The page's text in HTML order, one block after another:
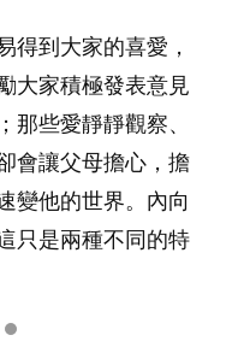
得到大家的喜愛，
大家積極發表意見
那些愛靜靜觀察、
會讓父母擔心，擔
變他的世界。內向
只是兩種不同的特
好，有人卻說一時
淆，到底誰是誰
言學習的迷思～...
愛的人結婚，就自
發現事情不如你所
的簡單，卻也不
識婚姻的真相！...
仔叻女」，學業別
樣的孩子是萬中無
？...
應對功課測驗，還
理家中雜項要
務要做。可惜，有
關注自己的情緒